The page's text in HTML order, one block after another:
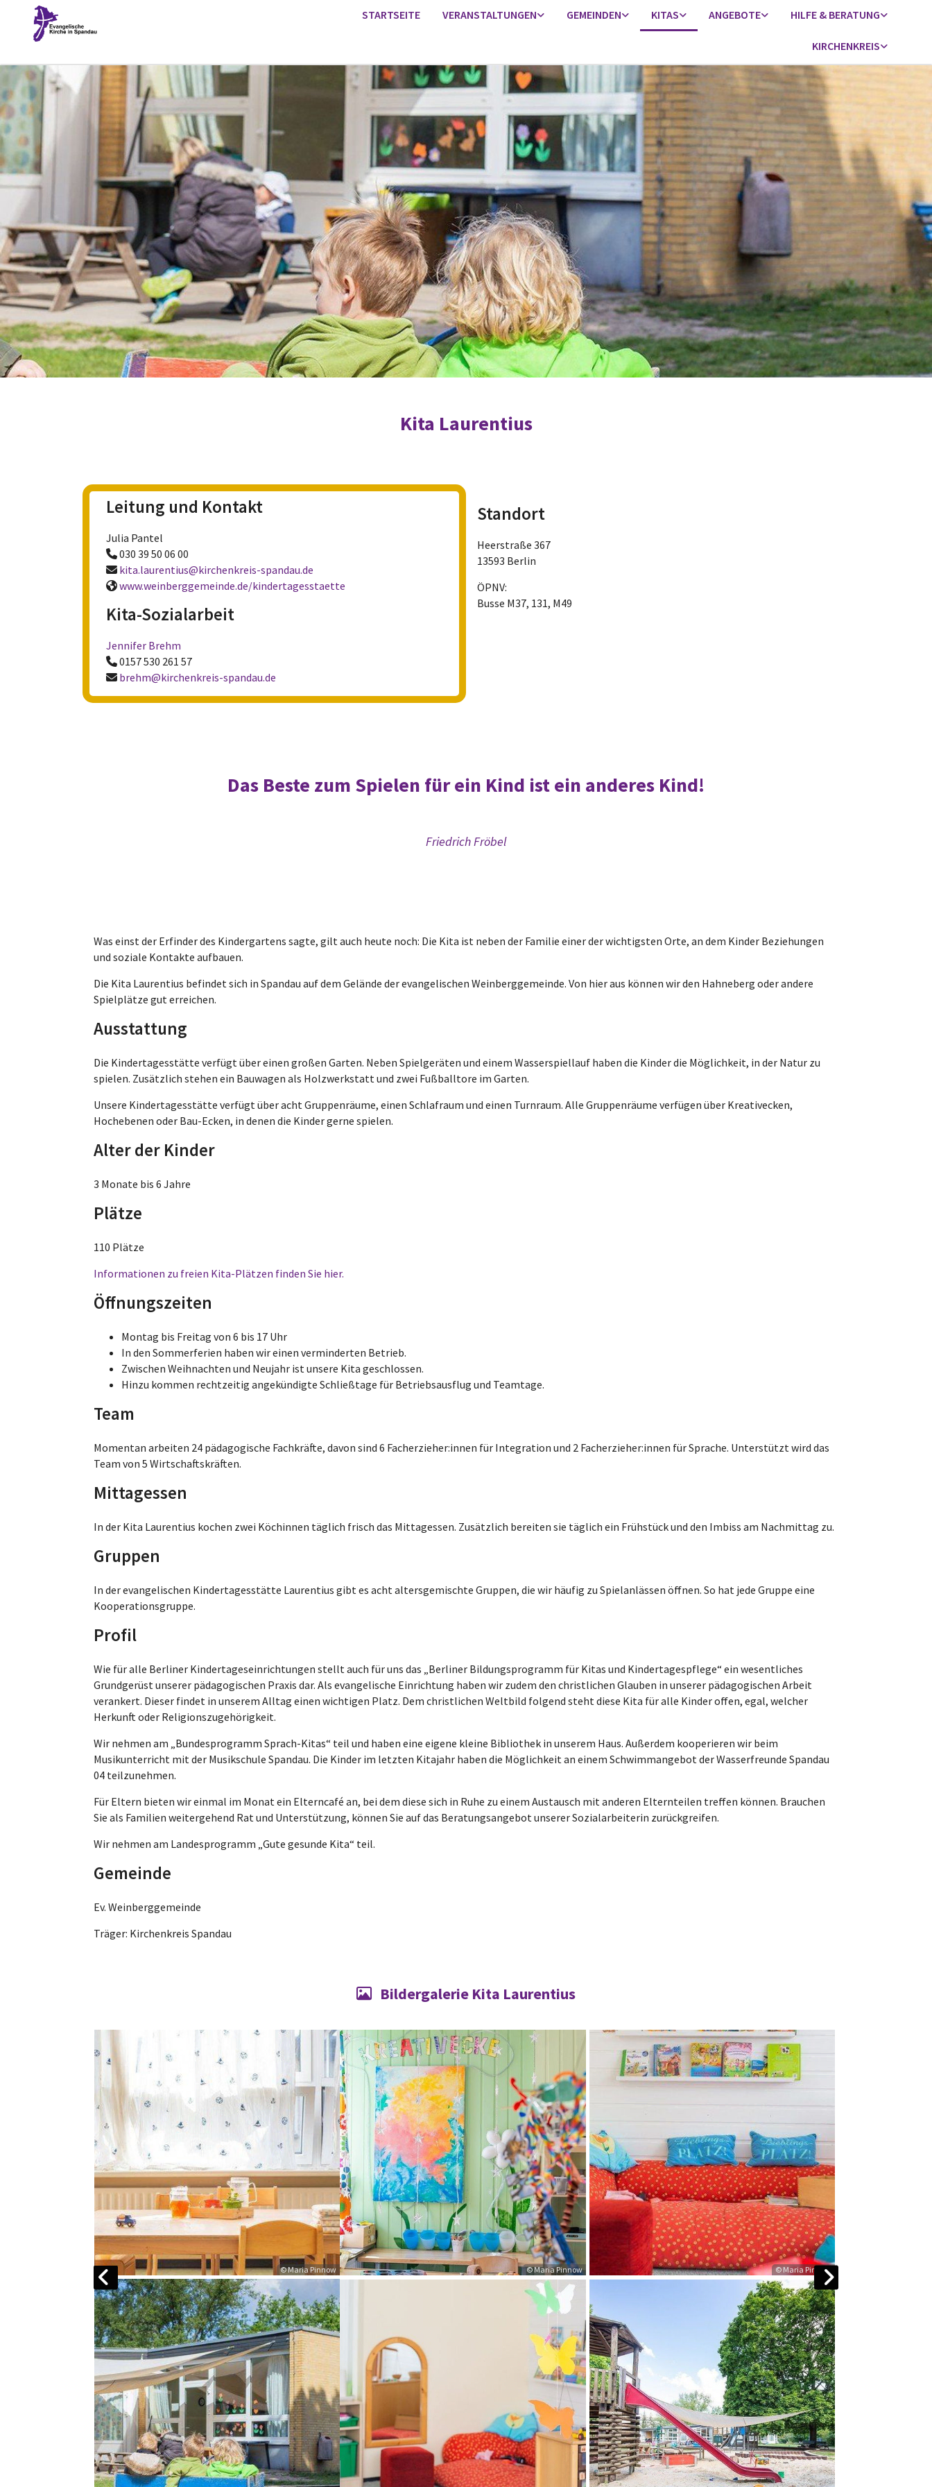
STARTSEITE VERANSTALTUNGEN GEMEINDEN KITAS ANGEBOTE HILFE & BERATUNG
KIRCHENKREIS
Kita Laurentius
Leitung und Kontakt
Julia Pantel
030 39 50 06 00
 kita.laurentius@kirchenkreis-spandau.de
www.weinberggemeinde.de/kindertagesstaette
Kita-Sozialarbeit
Jennifer Brehm
0157 530 261 57
 brehm@kirchenkreis-spandau.de
Standort
Heerstraße 367
13593 Berlin
ÖPNV:
Busse M37, 131, M49
Das Beste zum Spielen für ein Kind ist ein anderes Kind!
Friedrich Fröbel
Was einst der Erfinder des Kindergartens sagte, gilt auch heute noch: Die Kita ist neben der Familie einer der wichtigsten Orte, an dem Kinder Beziehungen
und soziale Kontakte aufbauen.
Die Kita Laurentius befindet sich in Spandau auf dem Gelände der evangelischen Weinberggemeinde. Von hier aus können wir den Hahneberg oder andere
Spielplätze gut erreichen.
Ausstattung
Die Kindertagesstätte verfügt über einen großen Garten. Neben Spielgeräten und einem Wasserspiellauf haben die Kinder die Möglichkeit, in der Natur zu
spielen. Zusätzlich stehen ein Bauwagen als Holzwerkstatt und zwei Fußballtore im Garten.
Unsere Kindertagesstätte verfügt über acht Gruppenräume, einen Schlafraum und einen Turnraum. Alle Gruppenräume verfügen über Kreativecken,
Hochebenen oder Bau-Ecken, in denen die Kinder gerne spielen.
Alter der Kinder
3 Monate bis 6 Jahre
Plätze
110 Plätze
Informationen zu freien Kita-Plätzen finden Sie hier.
Öffnungszeiten
Montag bis Freitag von 6 bis 17 Uhr
In den Sommerferien haben wir einen verminderten Betrieb.
Zwischen Weihnachten und Neujahr ist unsere Kita geschlossen.
Hinzu kommen rechtzeitig angekündigte Schließtage für Betriebsausflug und Teamtage.
Team
Momentan arbeiten 24 pädagogische Fachkräfte, davon sind 6 Facherzieher:innen für Integration und 2 Facherzieher:innen für Sprache. Unterstützt wird das
Team von 5 Wirtschaftskräften.
Mittagessen
In der Kita Laurentius kochen zwei Köchinnen täglich frisch das Mittagessen. Zusätzlich bereiten sie täglich ein Frühstück und den Imbiss am Nachmittag zu.
Gruppen
In der evangelischen Kindertagesstätte Laurentius gibt es acht altersgemischte Gruppen, die wir häufig zu Spielanlässen öffnen. So hat jede Gruppe eine
Kooperationsgruppe.
Profil
Wie für alle Berliner Kindertageseinrichtungen stellt auch für uns das „Berliner Bildungsprogramm für Kitas und Kindertagespflege“ ein wesentliches
Grundgerüst unserer pädagogischen Praxis dar. Als evangelische Einrichtung haben wir zudem den christlichen Glauben in unserer pädagogischen Arbeit
verankert. Dieser findet in unserem Alltag einen wichtigen Platz. Dem christlichen Weltbild folgend steht diese Kita für alle Kinder offen, egal, welcher
Herkunft oder Religionszugehörigkeit.
Wir nehmen am „Bundesprogramm Sprach-Kitas“ teil und haben eine eigene kleine Bibliothek in unserem Haus. Außerdem kooperieren wir beim
Musikunterricht mit der Musikschule Spandau. Die Kinder im letzten Kitajahr haben die Möglichkeit an einem Schwimmangebot der Wasserfreunde Spandau
04 teilzunehmen.
Für Eltern bieten wir einmal im Monat ein Elterncafé an, bei dem diese sich in Ruhe zu einem Austausch mit anderen Elternteilen treffen können. Brauchen
Sie als Familien weitergehend Rat und Unterstützung, können Sie auf das Beratungsangebot unserer Sozialarbeiterin zurückgreifen.
Wir nehmen am Landesprogramm „Gute gesunde Kita“ teil.
Gemeinde
Ev. Weinberggemeinde
Träger: Kirchenkreis Spandau
 Bildergalerie Kita Laurentius
© Maria Pinnow © Maria Pinnow © Maria Pinnow